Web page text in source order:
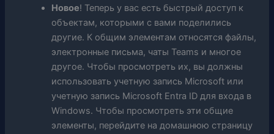
Новое! Теперь у вас есть быстрый доступ к
объектам, которыми с вами поделились
другие. К общим элементам относятся файлы,
электронные письма, чаты Teams и многое
другое. Чтобы просмотреть их, вы должны
использовать учетную запись Microsoft или
учетную запись Microsoft Entra ID для входа в
Windows. Чтобы просмотреть эти общие
элементы, перейдите на домашнюю страницу